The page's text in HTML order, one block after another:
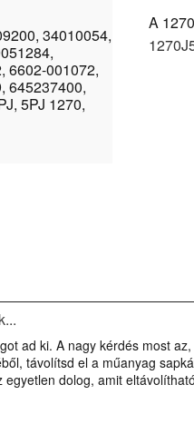
34010054,
6602-001072,
645237400,
5PJ 1270,
A
ad ki. A nagy kérdés most
távolítsd el a műanyag
dolog, amit